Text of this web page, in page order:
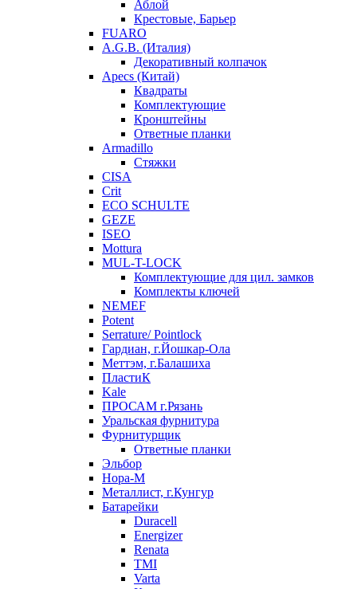
Аблой
Крестовые, Барьер
FUARO
A.G.B. (Италия)
Декоративный колпачок
Apecs (Китай)
Квадраты
Комплектующие
Кронштейны
Ответные планки
Armadillo
Стяжки
CISA
Crit
ECO SCHULTE
GEZE
ISEO
Mottura
MUL-T-LOCK
Комплектующие для цил. замков
Комплекты ключей
NEMEF
Potent
Serrature/ Pointlock
Гардиан, г.Йошкар-Ола
Меттэм, г.Балашиха
ПластиК
Kale
ПРОСАМ г.Рязань
Уральская фурнитура
Фурнитурщик
Ответные планки
Эльбор
Нора-М
Металлист, г.Кунгур
Батарейки
Duracell
Energizer
Renata
TMI
Varta